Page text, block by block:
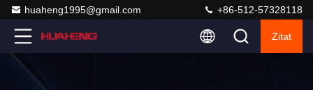
huaheng1995@gmail.com +86-512-57328118
Zitat